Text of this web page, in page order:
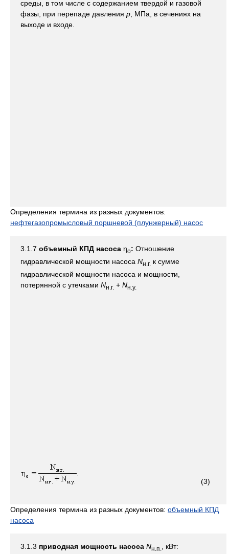
среды, в том числе с содержанием твердой и газовой
фазы, при перепаде давления р, МПа, в сечениях на
выходе и входе.
Определения термина из разных документов:
нефтегазопромысловый поршневой (плунжерный) насос
3.1.7 объемный КПД насоса ηо: Отношение
гидравлической мощности насоса Nн.г. к сумме
гидравлической мощности насоса и мощности,
потерянной с утечками Nн.г. + Nн.у.
(3)
Определения термина из разных документов: объемный КПД
насоса
3.1.3 приводная мощность насоса Nн.п.
, кВт: